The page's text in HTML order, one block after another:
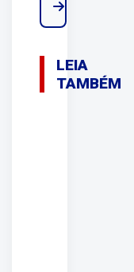
LEIA
TAMBÉM